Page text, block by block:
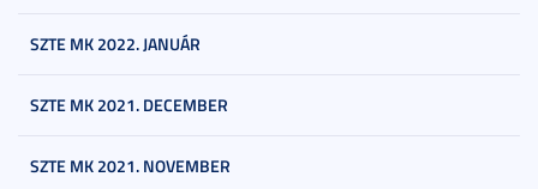
SZTE MK 2022. JANUÁR
SZTE MK 2021. DECEMBER
SZTE MK 2021. NOVEMBER